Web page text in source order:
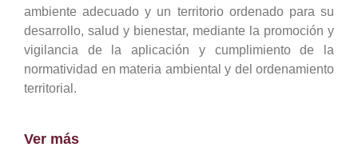
ambiente adecuado y un territorio ordenado para su
desarrollo, salud y bienestar, mediante la promoción y
vigilancia de la aplicación y cumplimiento de la
normatividad en materia ambiental y del ordenamiento
territorial.
Ver más